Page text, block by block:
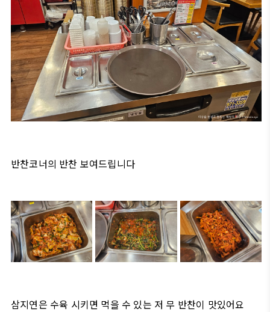
반찬코너의 반찬 보여드립니다
삼지연은 수육 시키면 먹을 수 있는 저 무 반찬이 맛있어요